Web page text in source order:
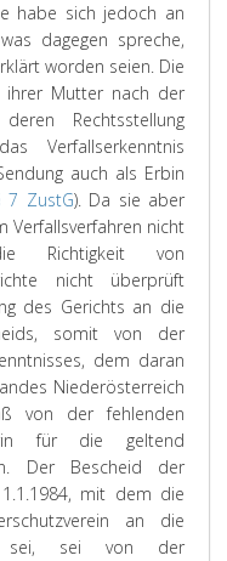
habe sich jedoch an
dagegen spreche,
worden seien. Die
ihrer Mutter nach der
Rechtsstellung
Verfallserkenntnis
auch als Erbin
7 ZustG). Da sie aber
Verfallsverfahren nicht
Richtigkeit von
nicht überprüft
des Gerichts an die
somit von der
dem daran
Niederösterreich
von der fehlenden
für die geltend
Der Bescheid der
mit dem die
an die
sei, sei von der